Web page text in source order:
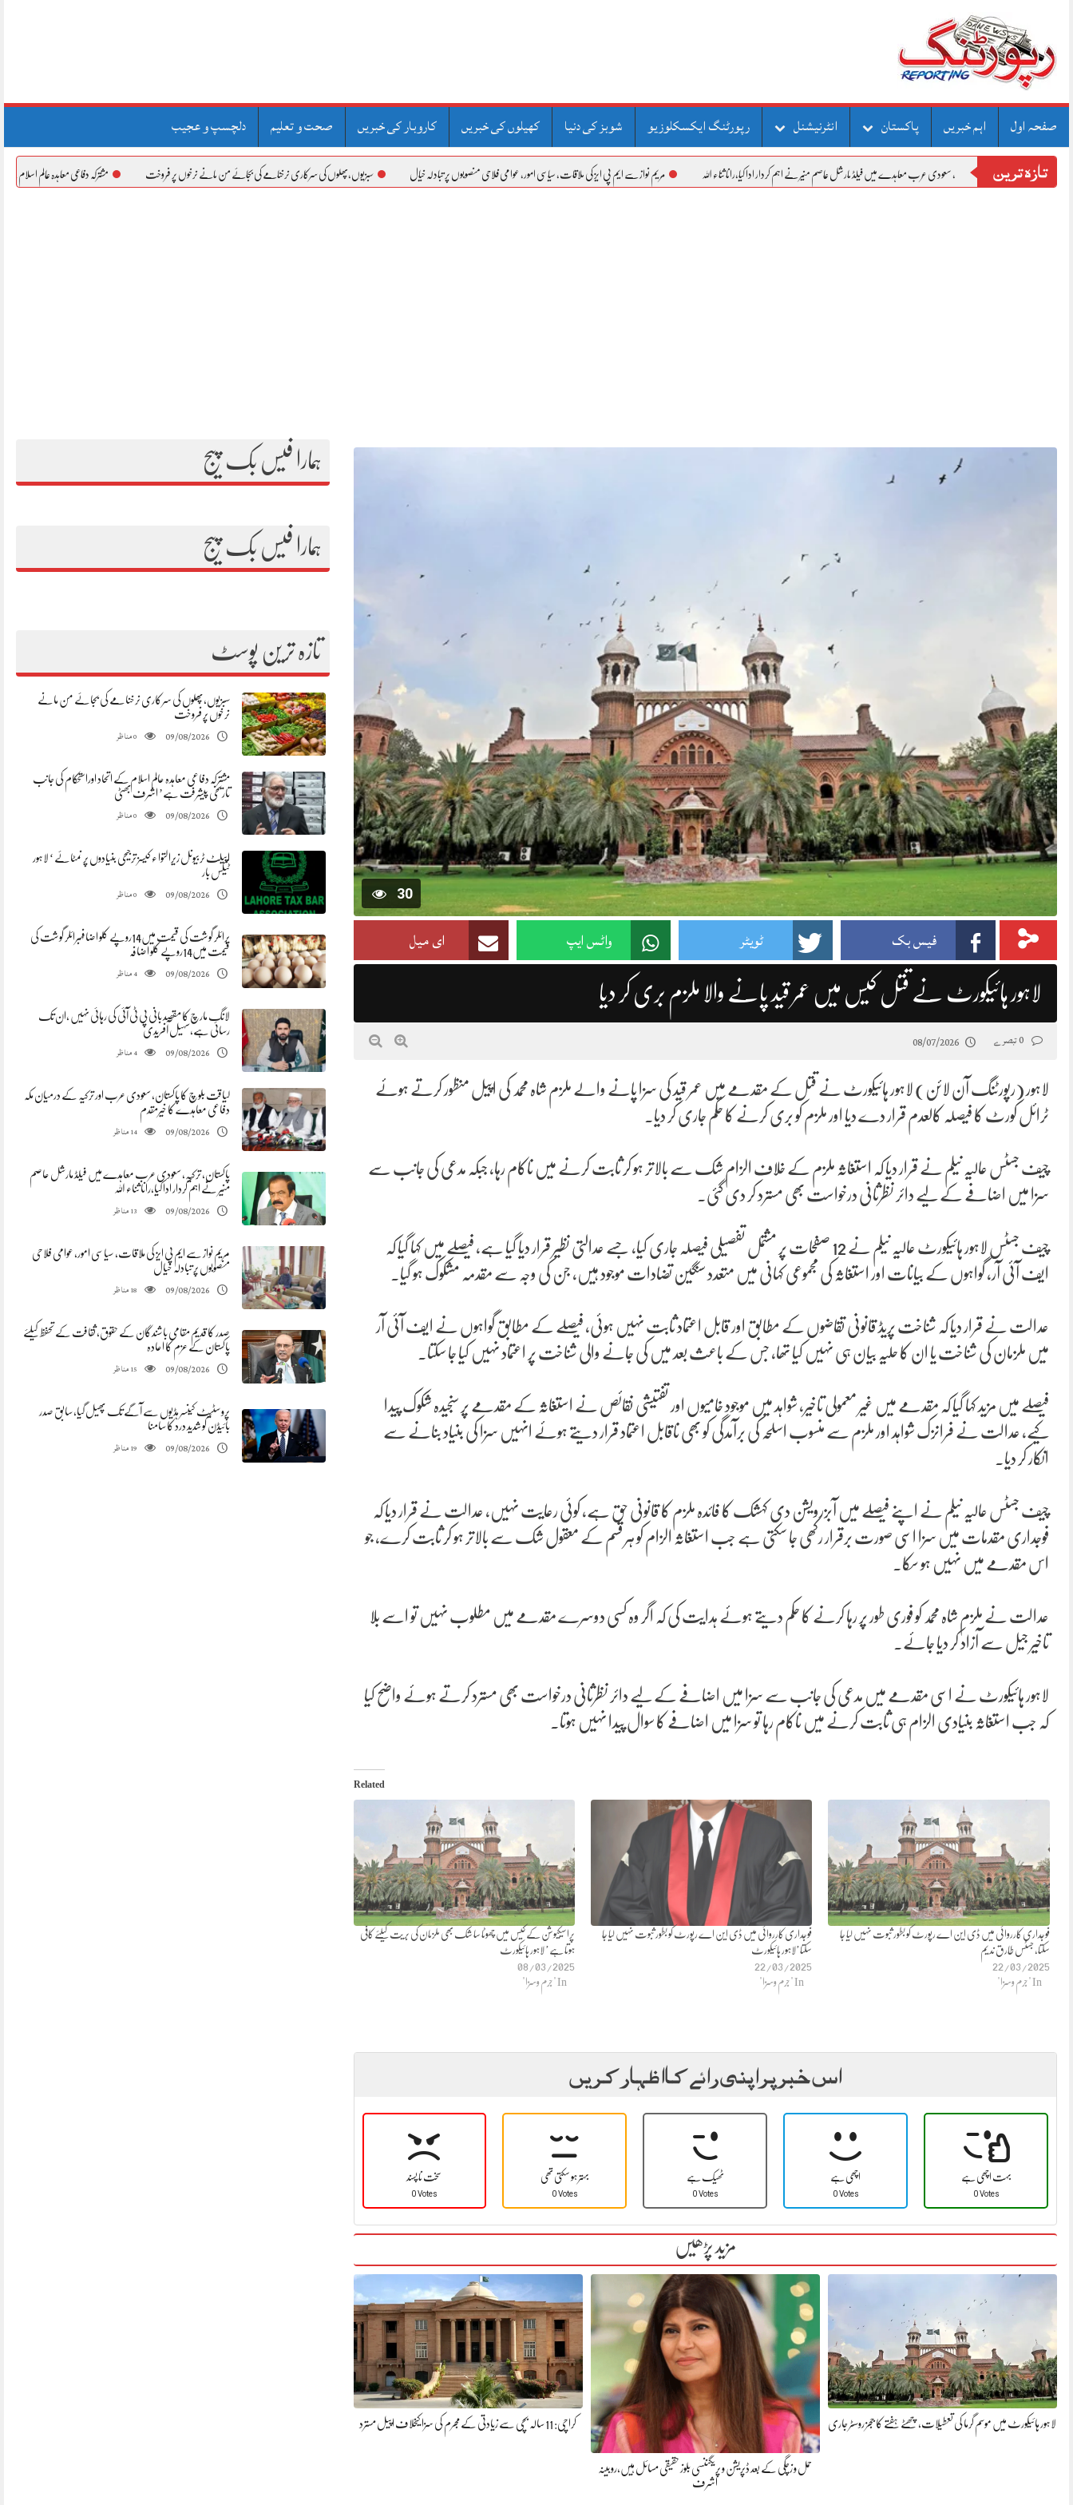
صفحہ اول اہم خبریں پاکستان انٹرنیشنل رپورٹنگ ایکسکلوزیو شوبز کی دنیا کھیلوں کی خبریں کاروبار کی خبریں صحت و تعلیم دلچسپ و عجیب
تازہ ترین
ترکیہ، سعودی عرب معاہدے میں فیلڈ مارشل عاصم منیر نے اہم کردار ادا کیا،رانا ثناء اللہ مریم نواز سے ایم پی ایز کی ملاقات، سیاسی امور، عوامی فلاحی منصوبوں پر تبادلہ خیال سبزیوں،پھلوں کی سرکاری نرخنامے کی بجائے من مانے نرخوں پر فروخت مشترکہ دفاعی معاہدہ عالم اسلام کے اتحاد اوراستحکام کی
ہمارا فیس بک پیج
ہمارا فیس بک پیج
تازہ ترین پوسٹ
سبزیوں،پھلوں کی سرکاری نرخنامے کی بجائے من مانے
نرخوں پر فروخت
09/08/2026
0مناظر
مشترکہ دفاعی معاہدہ عالم اسلام کے اتحاد اوراستحکام کی جانب
تاریخی پیشرفت ہے’ اشرف بھٹی
09/08/2026
0مناظر
اپیلٹ ٹربیونل زیرالتوا ء کیسز ترجیحی بنیادوں پر نمٹائے ‘ لاہور
ٹیکس بار
09/08/2026
0مناظر
برائلر گوشت کی قیمت میں14روپے کلو اضافہبرائلر گوشت کی
قیمت میں14روپے کلو اضافہ
09/08/2026
4مناظر
لانگ مارچ کا مقصد بانی پی ٹی آئی کی رہائی نہیں ،ان تک
رسائی ہے،سہیل آفریدی
09/08/2026
4مناظر
لیاقت بلوچ کا پاکستان، سعودی عرب اور ترکیہ کے درمیان مکہ
دفاعی معاہدے کا خیرمقدم
09/08/2026
14مناظر
پاکستان، ترکیہ، سعودی عرب معاہدے میں فیلڈ مارشل عاصم
منیر نے اہم کردار ادا کیا،رانا ثناء اللہ
09/08/2026
13مناظر
مریم نواز سے ایم پی ایز کی ملاقات، سیاسی امور، عوامی فلاحی
منصوبوں پر تبادلہ خیال
09/08/2026
18مناظر
صدر کا قدیم مقامی باشندگان کے حقوق، ثقافت کے تحفظ کیلئے
پاکستان کے عزم کا اعادہ
09/08/2026
15مناظر
پروسٹیٹ کینسر ہڈیوں سے آگے تک پھیل گیا، سابق صدر
بائیڈن کو شدید درد کا سامنا
09/08/2026
19مناظر
30
فیس بک ٹویٹر واٹس ایپ ای میل
لاہور ہائیکورٹ نے قتل کیس میں عمر قید پانے والا ملزم بری کر دیا
08/07/2026
لاہور (رپورٹنگ آن لائن) لاہور ہائیکورٹ نے قتل کے مقدمے میں عمر قید کی سزا پانے والے ملزم شاہ محمد کی اپیل منظور کرتے ہوئے
ٹرائل کورٹ کا فیصلہ کالعدم قرار دے دیا اور ملزم کو بری کرنے کا حکم جاری کر دیا۔
چیف جسٹس عالیہ نیلم نے قرار دیا کہ استغاثہ ملزم کے خلاف الزام شک سے بالاتر ہو کر ثابت کرنے میں ناکام رہا، جبکہ مدعی کی جانب سے
سزا میں اضافے کے لیے دائر نظرثانی درخواست بھی مسترد کر دی گئی۔
چیف جسٹس لاہور ہائیکورٹ عالیہ نیلم نے 12 صفحات پر مشتمل تفصیلی فیصلہ جاری کیا، جسے عدالتی نظیر قرار دیا گیا ہے، فیصلے میں کہا گیا کہ
ایف آئی آر، گواہوں کے بیانات اور استغاثہ کی مجموعی کہانی میں متعدد سنگین تضادات موجود ہیں، جن کی وجہ سے مقدمہ مشکوک ہو گیا۔
عدالت نے قرار دیا کہ شناخت پریڈ قانونی تقاضوں کے مطابق اور قابل اعتماد ثابت نہیں ہوئی، فیصلے کے مطابق گواہوں نے ایف آئی آر
میں ملزمان کی شناخت یا ان کا حلیہ بیان ہی نہیں کیا تھا، جس کے باعث بعد میں کی جانے والی شناخت پر اعتماد نہیں کیا جا سکتا۔
فیصلے میں مزید کہا گیا کہ مقدمے میں غیر معمولی تاخیر، شواہد میں موجود خامیوں اور تفتیشی نقائص نے استغاثہ کے مقدمے پر سنجیدہ شکوک پیدا
کیے، عدالت نے فرانزک شواہد اور ملزم سے منسوب اسلحہ کی برآمدگی کو بھی ناقابل اعتماد قرار دیتے ہوئے انہیں سزا کی بنیاد بنانے سے
انکار کر دیا۔
چیف جسٹس عالیہ نیلم نے اپنے فیصلے میں آبزرویشن دی کہشک کا فائدہ ملزم کا قانونی حق ہے، کوئی رعایت نہیں، عدالت نے قرار دیا کہ
فوجداری مقدمات میں سزا اسی صورت برقرار رکھی جا سکتی ہے جب استغاثہ الزام کو ہر قسم کے معقول شک سے بالاتر ہو کر ثابت کرے، جو
اس مقدمے میں نہیں ہو سکا۔
عدالت نے ملزم شاہ محمد کو فوری طور پر رہا کرنے کا حکم دیتے ہوئے ہدایت کی کہ اگر وہ کسی دوسرے مقدمے میں مطلوب نہیں تو اسے بلا
تاخیر جیل سے آزاد کر دیا جائے۔
لاہور ہائیکورٹ نے اسی مقدمے میں مدعی کی جانب سے سزا میں اضافے کے لیے دائر نظرثانی درخواست بھی مسترد کرتے ہوئے واضح کیا
کہ جب استغاثہ بنیادی الزام ہی ثابت کرنے میں ناکام رہا تو سزا میں اضافے کا سوال پیدا نہیں ہوتا۔
Related
پراسیکیوشن کے کیس میں چھوٹا سا شک بھی ملزمان کی بریت کیلئے کافی
ہوتا ہے’ لاہور ہائیکورٹ
08/03/2025
In "جرم وسزا"
فوجداری کارروائی میں ڈی این اے رپورٹ کو بطور ثبوت نہیں لیا جا
سکتا’لاہور ہائیکورٹ
22/03/2025
In "جرم وسزا"
فوجداری کارروائی میں ڈی این اے رپورٹ کو بطور ثبوت نہیں لیا جا
سکتا، جسٹس طارق ندیم
22/03/2025
In "جرم وسزا"
اس خبر پر اپنی رائے کا اظہار کریں
سخت نا پسند
0 Votes
بہتر ہو سکتی تھی
0 Votes
ٹھیک ہے
0 Votes
اچھی ہے
0 Votes
بہت اچھی ہے
0 Votes
مزید پڑھیں
لاہور ہائیکورٹ میں موسم گرما کی تعطیلات، چھٹے ہفتے کا ججز روسٹر جاری
حمل و زچگی کے بعد ڈپریشن و پریگننسی بلوز حقیقی مسائل ہیں،روبینہ
اشرف
کراچی: 11 سالہ بچی سے زیادتی کے مجرم کی سزا کیخلاف اپیل مسترد